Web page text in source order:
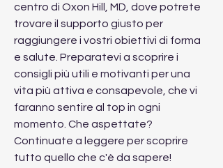
centro di Oxon Hill, MD, dove potrete
trovare il supporto giusto per
raggiungere i vostri obiettivi di forma
e salute. Preparatevi a scoprire i
consigli più utili e motivanti per una
vita più attiva e consapevole, che vi
faranno sentire al top in ogni
momento. Che aspettate?
Continuate a leggere per scoprire
tutto quello che c'è da sapere!